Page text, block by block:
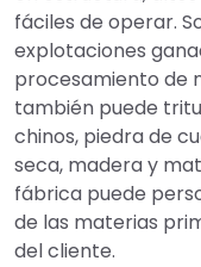
fáciles de operar.
explotaciones
procesamiento de
también puede
chinos, piedra de
seca, madera y
fábrica puede
de las materias
del cliente.